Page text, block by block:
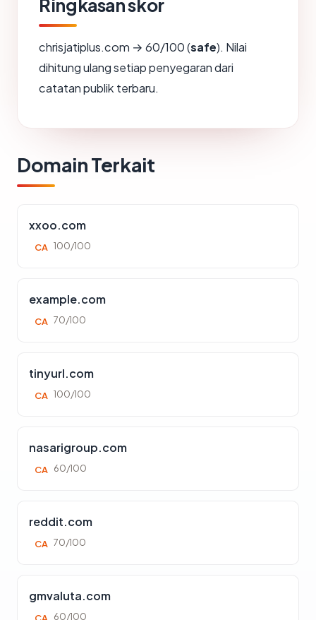
Ringkasan skor
chrisjatiplus.com → 60/100 (safe). Nilai
dihitung ulang setiap penyegaran dari
catatan publik terbaru.
Domain Terkait
xxoo.com
CA 100/100
example.com
CA 70/100
tinyurl.com
CA 100/100
nasarigroup.com
CA 60/100
reddit.com
CA 70/100
gmvaluta.com
60/100